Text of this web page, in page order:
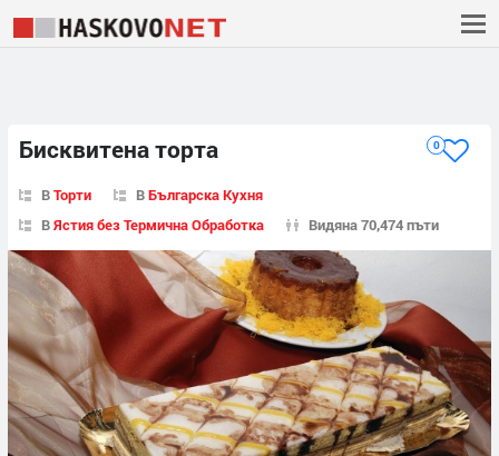
Бисквитена торта 0
ВТорти ВБългарска Кухня
ВЯстия без Термична Обработка Видяна 70,474 пъти